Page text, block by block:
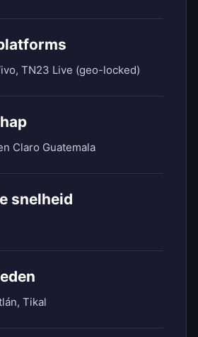
TN23 Live (geo-locked)
Claro Guatemala
snelheid
Tikal